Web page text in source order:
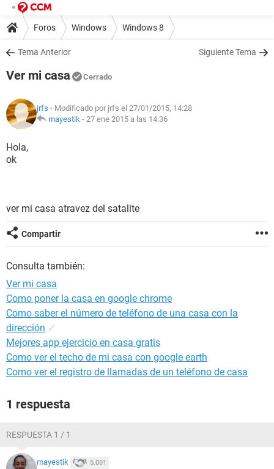
Foros Windows Windows 8
Tema Anterior Siguiente Tema
Ver mi casa Cerrado
jrfs - Modificado por jrfs el 27/01/2015, 14:28
mayestik - 27 ene 2015 a las 14:36
Hola,
ok
ver mi casa atravez del satalite
Compartir
Consulta también:
Ver mi casa
Como poner la casa en google chrome
Como saber el número de teléfono de una casa con la
dirección ✓
Mejores app ejercicio en casa gratis
Como ver el techo de mi casa con google earth
Como ver el registro de llamadas de un teléfono de casa
1 respuesta
RESPUESTA 1 / 1
mayestik 5.001